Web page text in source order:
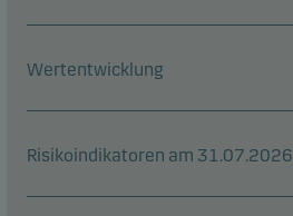
Wertentwicklung
Risikoindikatoren am 31.07.2026